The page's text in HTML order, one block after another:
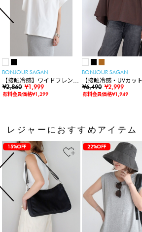
BONJOUR SAGAN
【接触冷感】ワイドフレンチ
スリーブTシャツ
¥2,860 ¥1,999
有料会員価格¥1,299
BONJOUR SAGAN
【接触冷感・UVカット
ャーリングスキッパー
ス
¥6,490 ¥2,999
有料会員価格¥1,949
レジャーにおすすめアイテム
15%OFF 22%OFF